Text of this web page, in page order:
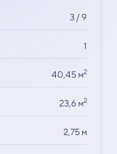
3 / 9
1
40,45 м2
23,6 м2
2,75 м